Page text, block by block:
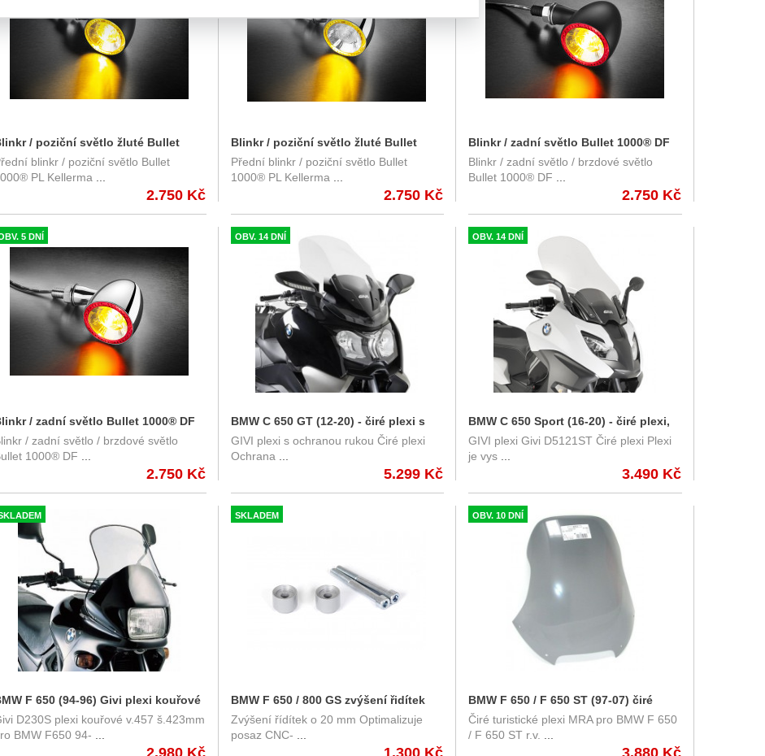
/ poziční světlo žluté Bullet
PL Kellermann - černé tělo, čiré
blinkr / poziční světlo Bullet
PL Kellerma
2.750 Kč
Blinkr / poziční světlo žluté Bullet
1000® PL Kellermann - chromové tělo,
čiré sklo
Přední blinkr / poziční světlo Bullet
1000® PL Kellerma
2.750 Kč
Blinkr / zadní světlo Bullet 1000® DF
Kellermann - černé tělo, čiré sklo
Blinkr / zadní světlo / brzdové světlo
Bullet 1000® DF
2.750 Kč
5 DNÍ
/ zadní světlo Bullet 1000® DF
- chromované tělo, čiré
/ zadní světlo / brzdové světlo
1000® DF
2.750 Kč
OBV. 14 DNÍ
BMW C 650 GT (12-20) - čiré plexi s
ochranou rukou, Givi D5106ST
GIVI plexi s ochranou rukou Čiré plexi
Ochrana
5.299 Kč
OBV. 14 DNÍ
BMW C 650 Sport (16-20) - čiré plexi,
Givi D5121ST
GIVI plexi Givi D5121ST Čiré plexi Plexi
je vys
3.490 Kč
F 650 (94-96) Givi plexi kouřové
D230S plexi kouřové v.457 š.423mm
BMW F650 94-
2.980 Kč
SKLADEM
BMW F 650 / 800 GS zvýšení řidítek
20mm
Zvýšení řídítek o 20 mm Optimalizuje
posaz CNC-
1.300 Kč
OBV. 10 DNÍ
BMW F 650 / F 650 ST (97-07) čiré
turistické plexi MRA
Čiré turistické plexi MRA pro BMW F 650
/ F 650 ST r.v.
3.880 Kč